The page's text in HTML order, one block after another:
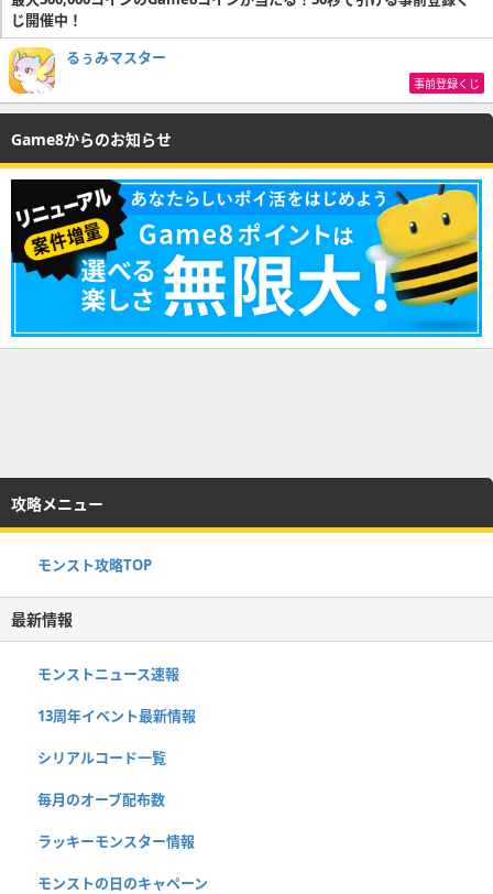
じ開催中！
るぅみマスター
事前登録くじ
Game8からのお知らせ
攻略メニュー
モンスト攻略TOP
最新情報
モンストニュース速報
13周年イベント最新情報
シリアルコード一覧
毎月のオーブ配布数
ラッキーモンスター情報
モンストの日のキャペーン